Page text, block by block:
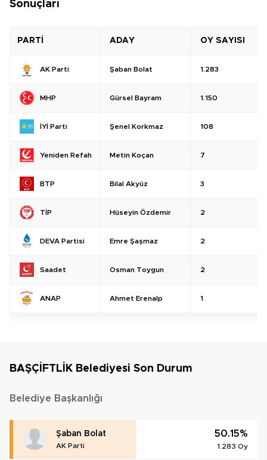
Sonuçları
PARTİ ADAY OY SAYISI
AK Parti Şaban Bolat 1.283
MHP Gürsel Bayram 1.150
İYİ Parti Şenel Korkmaz 108
Yeniden Refah Metin Koçan 7
BTP Bilal Akyüz 3
TİP Hüseyin Özdemir 2
DEVA Partisi Emre Şaşmaz 2
Saadet Osman Toygun 2
ANAP Ahmet Erenalp 1
BAŞÇİFTLİK Belediyesi Son Durum
Belediye Başkanlığı
Şaban Bolat
AK Parti
50.15%
1.283 Oy